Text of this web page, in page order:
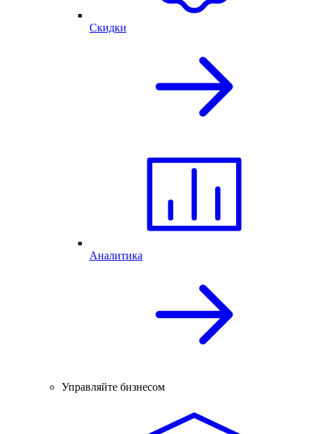
Скидки
Аналитика
Управляйте бизнесом